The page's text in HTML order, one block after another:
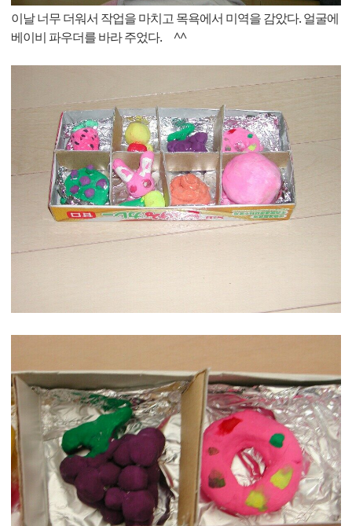
이날 너무 더워서 작업을 마치고 목욕에서 미역을 감았다. 얼굴에
베이비 파우더를 바라 주었다. ^^